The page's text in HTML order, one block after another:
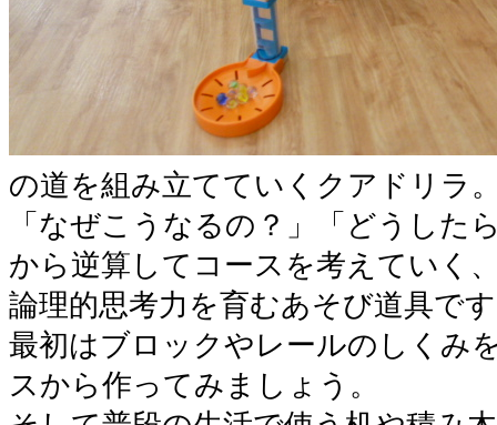
の道を組み立てていくクアドリラ
「なぜこうなるの？」「どうした
から逆算してコースを考えていく
論理的思考力を育むあそび道具で
最初はブロックやレールのしくみ
スから作ってみましょう。